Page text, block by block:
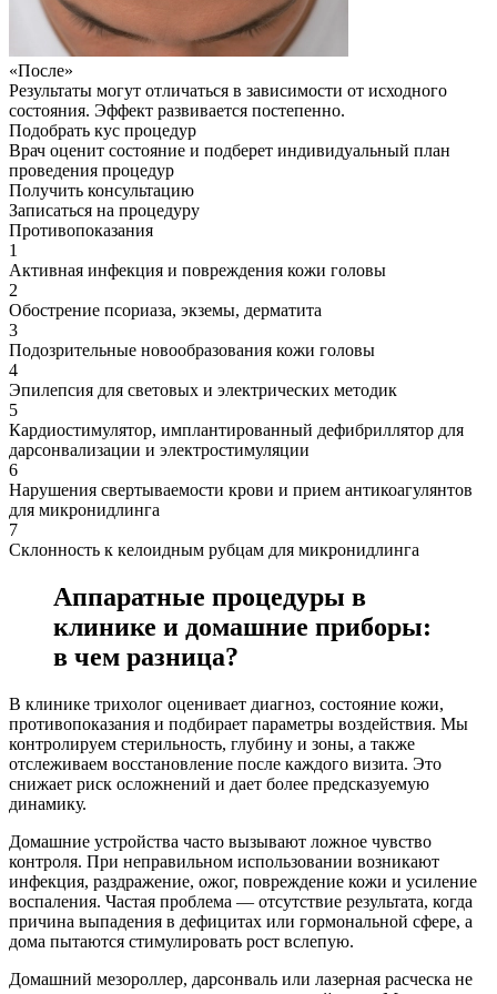
«После»
Результаты могут отличаться в зависимости от исходного
состояния. Эффект развивается постепенно.
Подобрать кус процедур
Врач оценит состояние и подберет индивидуальный план
проведения процедур
Получить консультацию
Записаться на процедуру
Противопоказания
1
Активная инфекция и повреждения кожи головы
2
Обострение псориаза, экземы, дерматита
3
Подозрительные новообразования кожи головы
4
Эпилепсия для световых и электрических методик
5
Кардиостимулятор, имплантированный дефибриллятор для
дарсонвализации и электростимуляции
6
Нарушения свертываемости крови и прием антикоагулянтов
для микронидлинга
7
Склонность к келоидным рубцам для микронидлинга
Аппаратные процедуры в
клинике и домашние приборы:
в чем разница?
В клинике трихолог оценивает диагноз, состояние кожи,
противопоказания и подбирает параметры воздействия. Мы
контролируем стерильность, глубину и зоны, а также
отслеживаем восстановление после каждого визита. Это
снижает риск осложнений и дает более предсказуемую
динамику.
Домашние устройства часто вызывают ложное чувство
контроля. При неправильном использовании возникают
инфекция, раздражение, ожог, повреждение кожи и усиление
воспаления. Частая проблема — отсутствие результата, когда
причина выпадения в дефицитах или гормональной сфере, а
дома пытаются стимулировать рост вслепую.
Домашний мезороллер, дарсонваль или лазерная расческа не